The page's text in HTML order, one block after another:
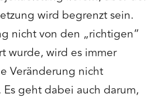
wird begrenzt sein.
nicht von den „richtigen“
wurde, wird es immer
Veränderung nicht
geht dabei auch darum,